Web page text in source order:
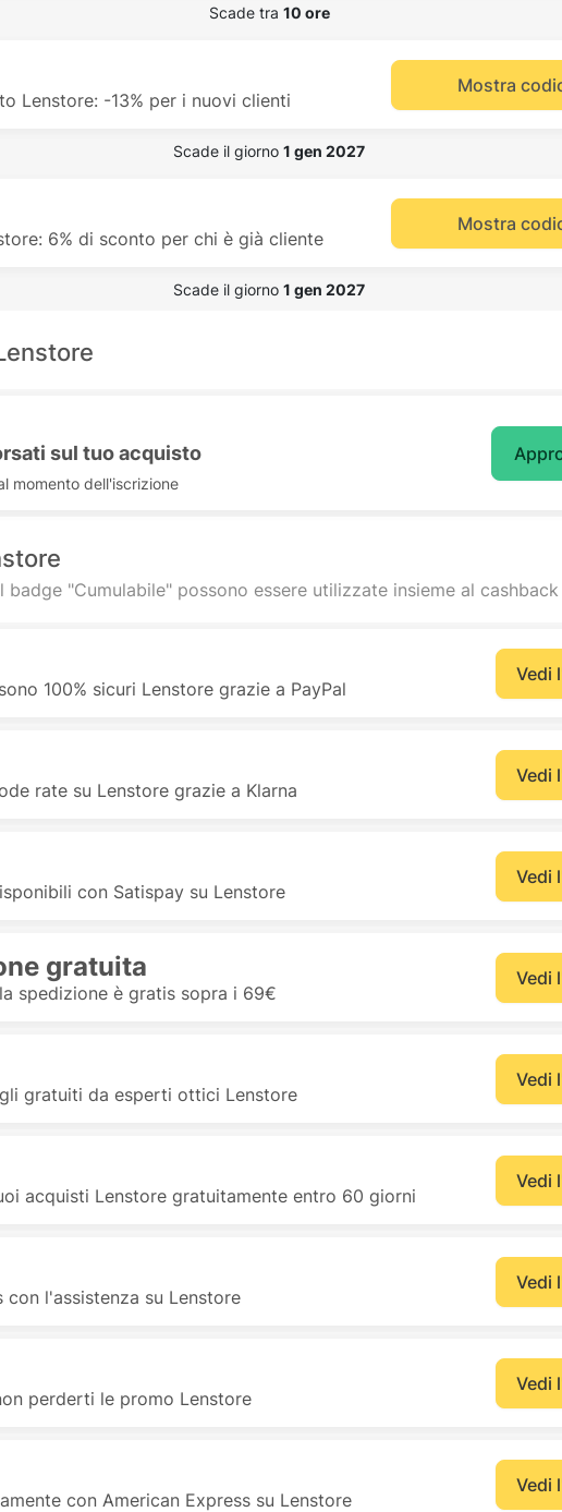
Scade tra 10 ore
Lenstore: -13% per i nuovi clienti
Mostra
Scade il giorno 1 gen 2027
6% di sconto per chi è già cliente
Mostra
Scade il giorno 1 gen 2027
sul tuo acquisto
momento dell'iscrizione
"Cumulabile" possono essere utilizzate insieme al cashback
100% sicuri Lenstore grazie a PayPal
Vedi
rate su Lenstore grazie a Klarna
Vedi
con Satispay su Lenstore
Vedi
gratuita
spedizione è gratis sopra i 69€
Vedi
gratuiti da esperti ottici Lenstore
Vedi
acquisti Lenstore gratuitamente entro 60 giorni
Vedi
con l'assistenza su Lenstore
Vedi
perderti le promo Lenstore
Vedi
con American Express su Lenstore
Vedi